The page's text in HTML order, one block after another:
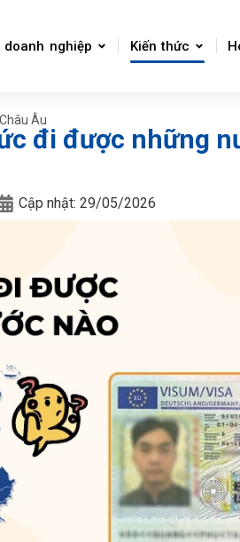
doanh nghiệp Kiến thức
Âu
đi được những
Cập nhật: 29/05/2026